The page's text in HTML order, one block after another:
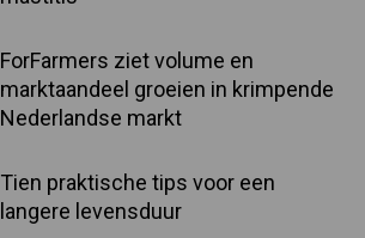
ForFarmers ziet volume en
marktaandeel groeien in krimpende
Nederlandse markt
Tien praktische tips voor een
langere levensduur